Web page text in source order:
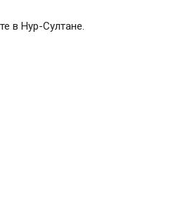
в Нур-Султане.